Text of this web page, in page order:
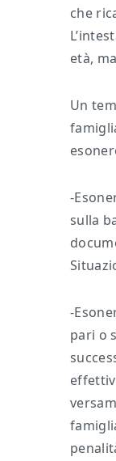
che
età,
Un
-
sulla
-
pari o